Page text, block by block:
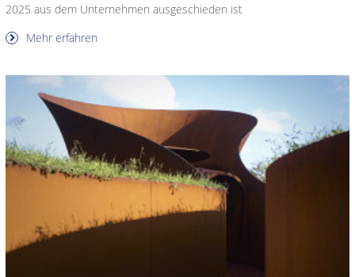
2025 aus dem Unternehmen ausgeschieden ist
Mehr erfahren